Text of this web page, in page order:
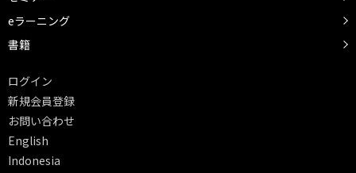
eラーニング
書籍
ログイン
新規会員登録
お問い合わせ
English
Indonesia